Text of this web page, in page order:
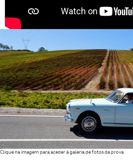
O ACP garantirá que as
consentimento e quando tal se
necessário no contexto dos
Realçamos que o bloqueio de
tecnologias similares pode ter
experiência de navegação no
disponibilizados.
Consulte a política de cookies do
Clique na imagem para aceder à galeria de fotos da prova